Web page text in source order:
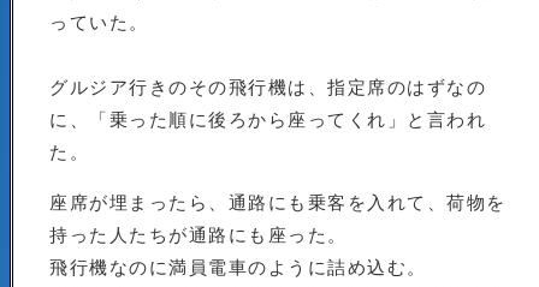
っていた。
グルジア行きのその飛行機は、指定席のはずなの
に、「乗った順に後ろから座ってくれ」と言われ
た。
座席が埋まったら、通路にも乗客を入れて、荷物を
持った人たちが通路にも座った。
飛行機なのに満員電車のように詰め込む。